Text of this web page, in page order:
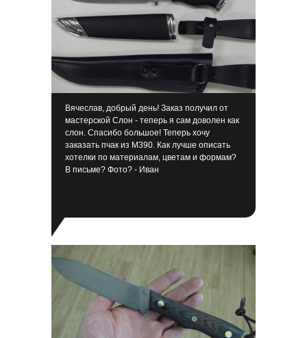
Вячеслав, добрый день! Заказ получил от
мастерской Слон - теперь я сам доволен как
слон. Спасибо большое! Теперь хочу
заказать пчак из М390. Как лучше описать
хотелки по материалам, цветам и формам?
В письме? Фото? - Иван